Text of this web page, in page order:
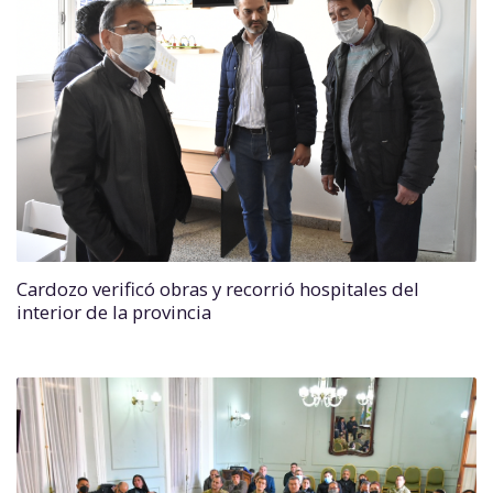
Cardozo verificó obras y recorrió hospitales del
interior de la provincia